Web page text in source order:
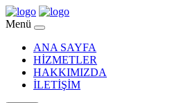
Menü
ANA SAYFA
HİZMETLER
HAKKIMIZDA
İLETİŞİM